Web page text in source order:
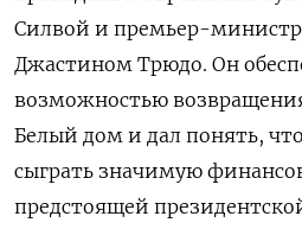
Силвой и премьер-
Джастином Трюдо. Он
возможностью
Белый дом и дал понять,
сыграть значимую
предстоящей